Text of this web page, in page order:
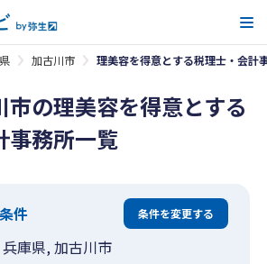
加古川市 理美容を得意とする税理士・会計
市の理美容を得意とする
事務所一覧
件 条件を変更する
兵庫県, 加古川市